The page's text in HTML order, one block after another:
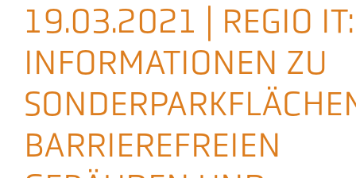
Presse
Aktuelles
Podcast
19.03.2021 | REGIO IT:
INFORMATIONEN ZU
BARRIEREFREIEN